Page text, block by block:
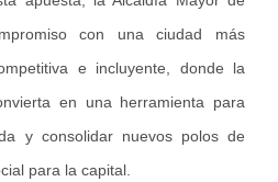
con una ciudad más
e incluyente, donde la
en una herramienta para
y consolidar nuevos polos de
para la capital.